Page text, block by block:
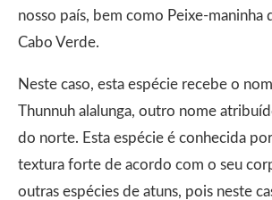
nosso país, bem como Peixe-maninha
Cabo Verde.
Neste caso, esta espécie recebe o
Thunnuh alalunga, outro nome
do norte. Esta espécie é conhecida
textura forte de acordo com o seu
outras espécies de atuns, pois neste